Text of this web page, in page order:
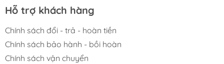
Hỗ trợ khách hàng
Chính sách đổi - trả - hoàn tiền
Chính sách bảo hành - bồi hoàn
Chính sách vận chuyển